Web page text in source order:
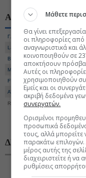
ΑΓΟΡΕΣ
Γ. Δείκτης 2.615,07
Large Cap
6.675,44
Banks
3.039,29
Mid Cap
3.155,14
FTSE DIV
5.361,58
ATHEX ESG
3.116,25
Realtime Data7/8/2026-17:25
ΔΗΜΟΦΙΛΗ
Tradewinds:
Μάθετε
Θα γίνει
οι πληροφορίες
αναγνωριστικά και
κοινοποιηθούν σε
αποκτήσουν
Αυτές οι
χρησιμοποιηθούν
Εμείς και οι
ακριβή δεδομένα
συνεργατών.
Ορισμένοι
προσωπικά
τους, αλλά μπορείτε
παρακάτω επιλογών.
μέρος αυτής της
διαχειριστείτε ή να
ρυθμίσεις